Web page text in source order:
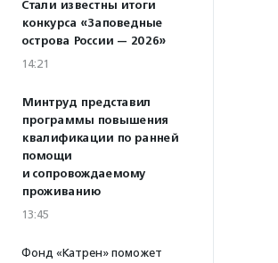
Стали известны итоги
конкурса «Заповедные
острова России — 2026»
14:21
Минтруд представил
программы повышения
квалификации по ранней
помощи
и сопровождаемому
проживанию
13:45
Фонд «Катрен» поможет